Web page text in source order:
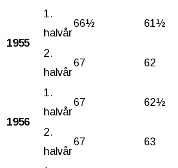
1955
1.
halvår
66½ 61½
2.
halvår
67 62
1956
1.
halvår
67 62½
2.
halvår
67 63